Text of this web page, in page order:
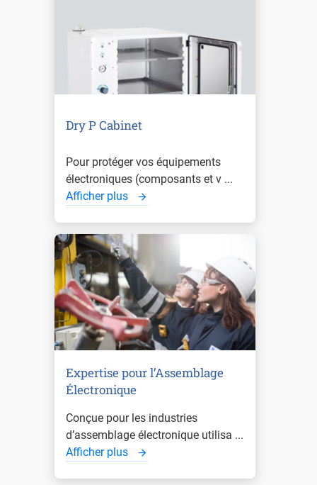
Dry P Cabinet
Pour protéger vos équipements
électroniques (composants et v ...
Afficher plus
Expertise pour l’Assemblage
Électronique
Conçue pour les industries
d’assemblage électronique utilisa ...
Afficher plus